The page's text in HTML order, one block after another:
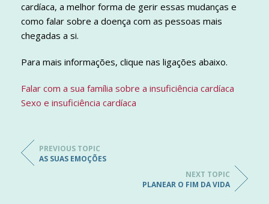
cardíaca, a melhor forma de gerir essas mudanças e
como falar sobre a doença com as pessoas mais
chegadas a si.
Para mais informações, clique nas ligações abaixo.
Falar com a sua família sobre a insuficiência cardíaca
Sexo e insuficiência cardíaca
PREVIOUS TOPIC
AS SUAS EMOÇÕES
NEXT TOPIC
PLANEAR O FIM DA VIDA